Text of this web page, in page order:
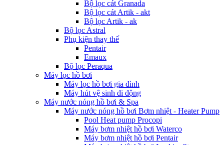
Bộ lọc cát Granada
Bộ lọc cát Artik - akt
Bộ lọc Artik - ak
Bộ lọc Astral
Phụ kiện thay thế
Pentair
Emaux
Bộ lọc Peraqua
Máy lọc hồ bơi
Máy lọc hồ bơi gia đình
Máy hút vệ sinh di động
Máy nước nóng hồ bơi & Spa
Máy nước nóng hồ bơi Bơm nhiệt - Heater Pump
Pool Heat pump Procopi
Máy bơm nhiệt hồ bơi Waterco
Máy bơm nhiệt hồ bơi Pentair